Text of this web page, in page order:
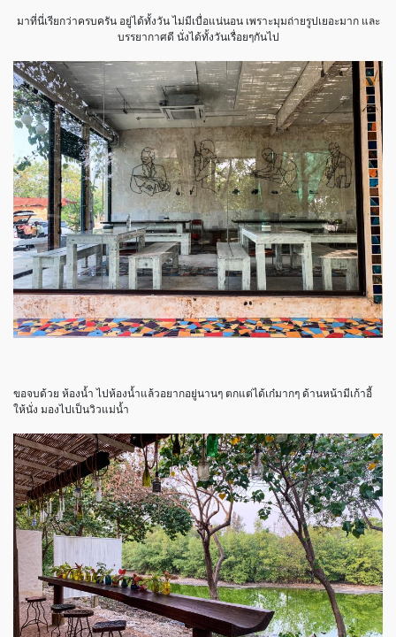
มาที่นี่เรียกว่าครบครัน อยู่ได้ทั้งวัน ไม่มีเบื่อแน่นอน เพราะมุมถ่ายรูปเยอะมาก และ
บรรยากาศดี นั่งได้ทั้งวันเรื่อยๆกันไป
ขอจบด้วย ห้องน้ำ ไปห้องน้ำแล้วอยากอยู่นานๆ ตกแต่ได้เก๋มากๆ ด้านหน้ามีเก้าอี้
ให้นั่ง มองไปเป็นวิวแม่น้ำ